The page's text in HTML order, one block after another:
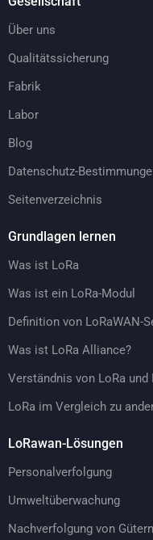
Über uns
Qualitätssicherung
Fabrik
Labor
Blog
Datenschutz-
Seitenverzeichnis
Grundlagen lernen
Was ist LoRa
Was ist ein LoRa-Modul
Definition von LoRaWAN-
Was ist LoRa Alliance?
Verständnis von LoRa und
LoRa im Vergleich zu
LoRawan-Lösungen
Personalverfolgung
Umweltüberwachung
Nachverfolgung von Gütern